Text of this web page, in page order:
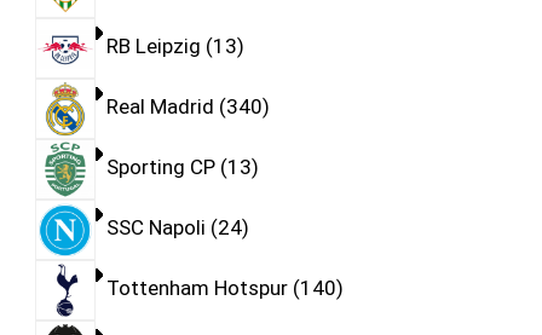
RB Leipzig 13
Real Madrid 340
Sporting CP 13
SSC Napoli 24
Tottenham Hotspur 140